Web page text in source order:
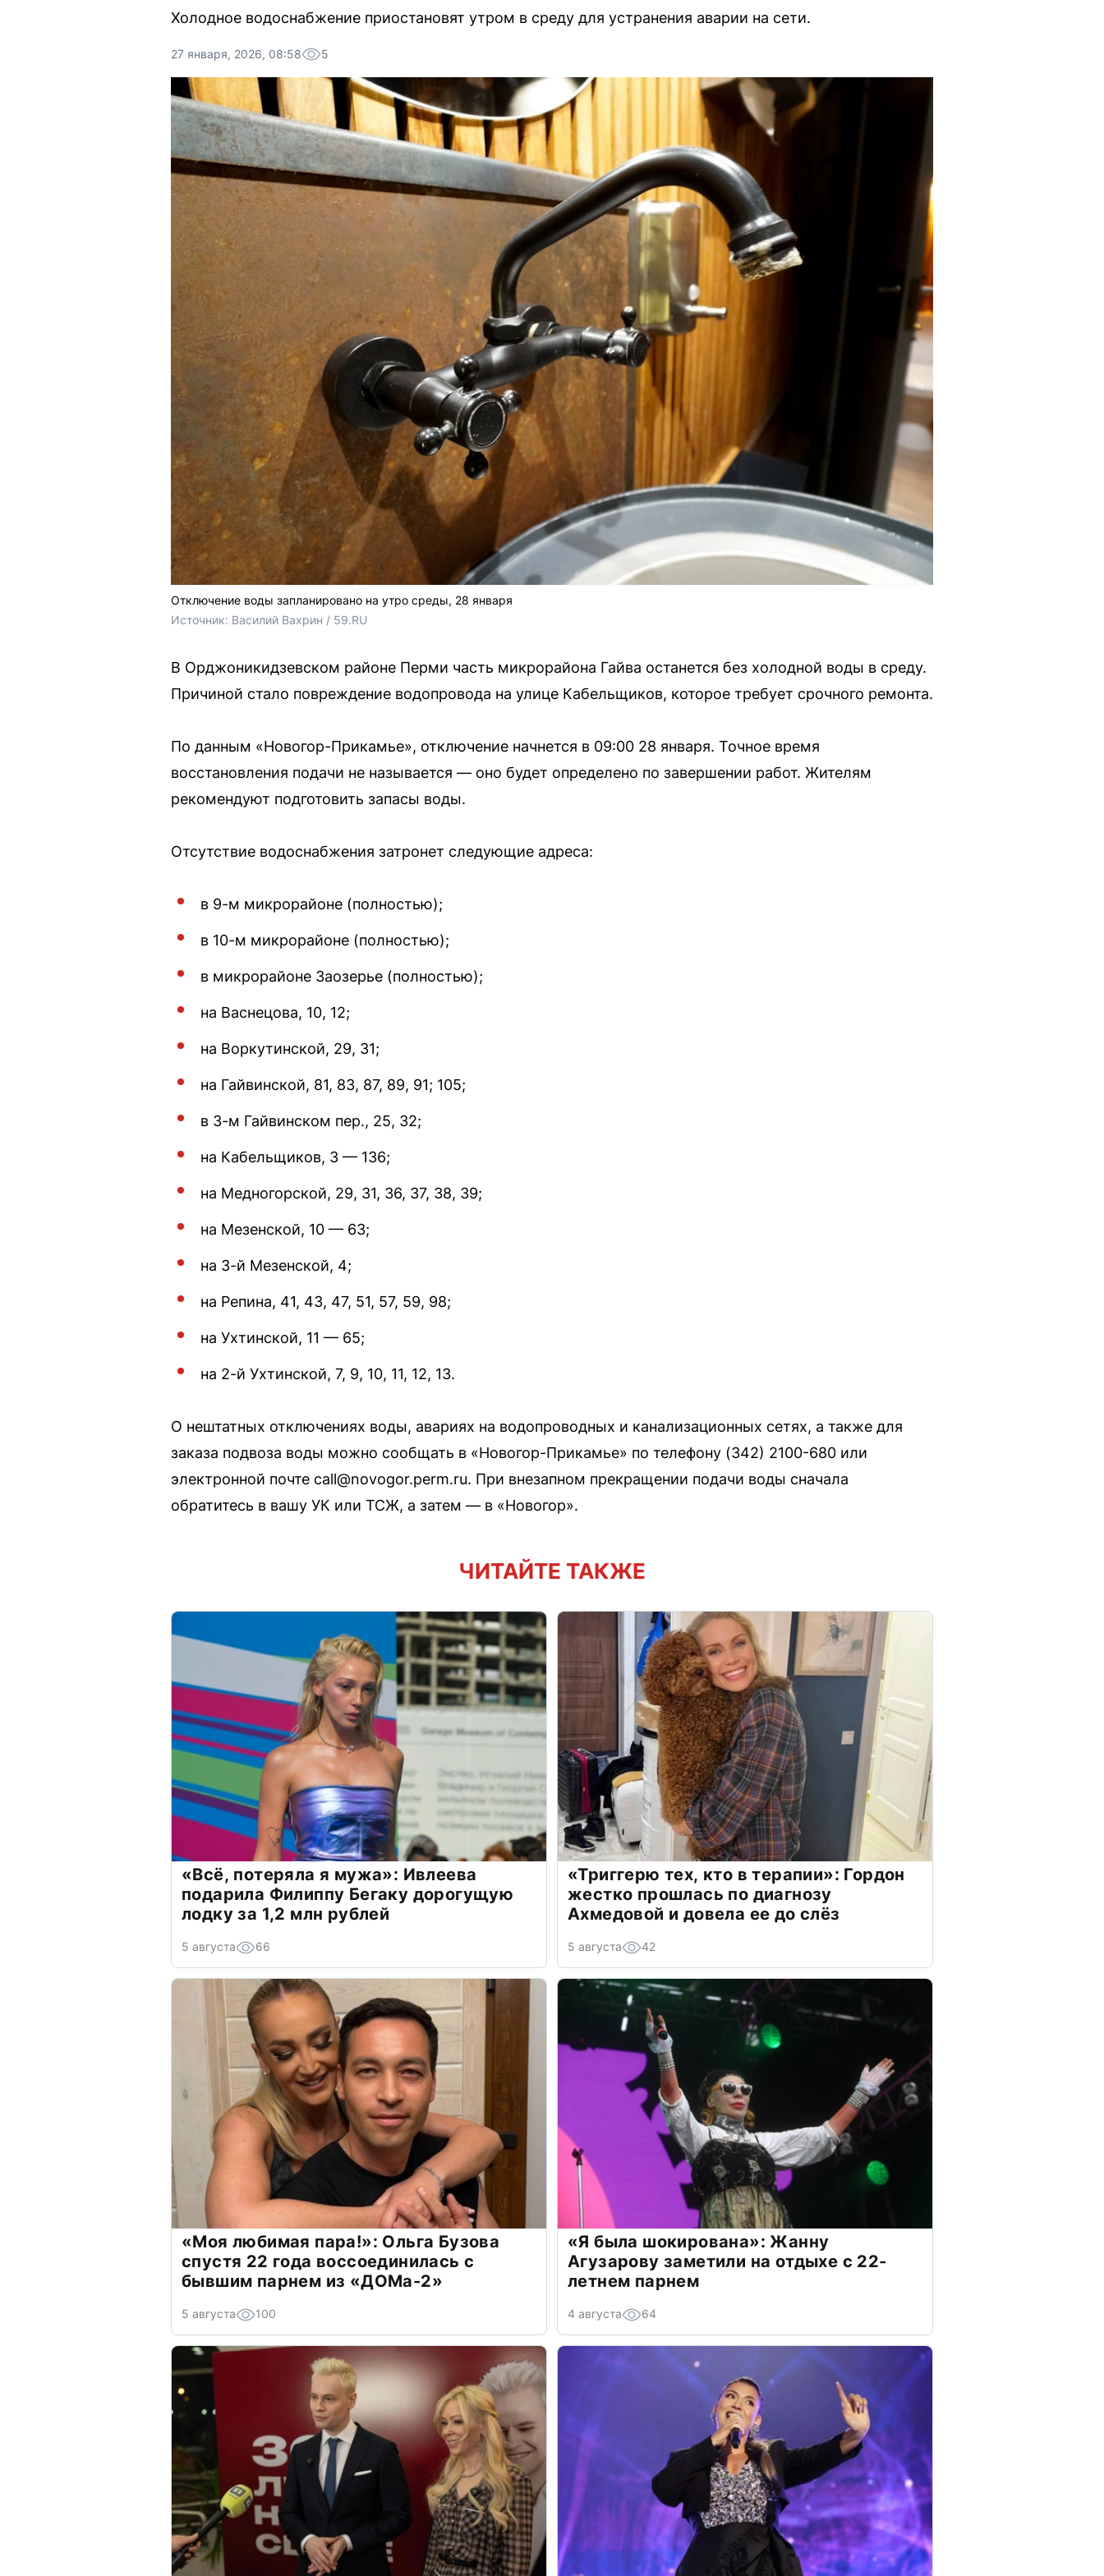
Холодное водоснабжение приостановят утром в среду для устранения аварии на сети.
27 января, 2026, 08:58 5
Отключение воды запланировано на утро среды, 28 января
Источник: Василий Вахрин / 59.RU
В Орджоникидзевском районе Перми часть микрорайона Гайва останется без холодной воды в среду.
Причиной стало повреждение водопровода на улице Кабельщиков, которое требует срочного ремонта.
По данным «Новогор-Прикамье», отключение начнется в 09:00 28 января. Точное время
восстановления подачи не называется — оно будет определено по завершении работ. Жителям
рекомендуют подготовить запасы воды.
Отсутствие водоснабжения затронет следующие адреса:
в 9-м микрорайоне (полностью);
в 10-м микрорайоне (полностью);
в микрорайоне Заозерье (полностью);
на Васнецова, 10, 12;
на Воркутинской, 29, 31;
на Гайвинской, 81, 83, 87, 89, 91; 105;
в 3-м Гайвинском пер., 25, 32;
на Кабельщиков, 3 — 136;
на Медногорской, 29, 31, 36, 37, 38, 39;
на Мезенской, 10 — 63;
на 3-й Мезенской, 4;
на Репина, 41, 43, 47, 51, 57, 59, 98;
на Ухтинской, 11 — 65;
на 2-й Ухтинской, 7, 9, 10, 11, 12, 13.
О нештатных отключениях воды, авариях на водопроводных и канализационных сетях, а также для
заказа подвоза воды можно сообщать в «Новогор-Прикамье» по телефону (342) 2100-680 или
электронной почте call@novogor.perm.ru. При внезапном прекращении подачи воды сначала
обратитесь в вашу УК или ТСЖ, а затем — в «Новогор».
ЧИТАЙТЕ ТАКЖЕ
«Всё, потеряла я мужа»: Ивлеева
подарила Филиппу Бегаку дорогущую
лодку за 1,2 млн рублей
5 августа 66
«Триггерю тех, кто в терапии»: Гордон
жестко прошлась по диагнозу
Ахмедовой и довела ее до слёз
5 августа 42
«Моя любимая пара!»: Ольга Бузова
спустя 22 года воссоединилась с
бывшим парнем из «ДОМа-2»
5 августа 100
«Я была шокирована»: Жанну
Агузарову заметили на отдыхе с 22-
летнем парнем
4 августа 64